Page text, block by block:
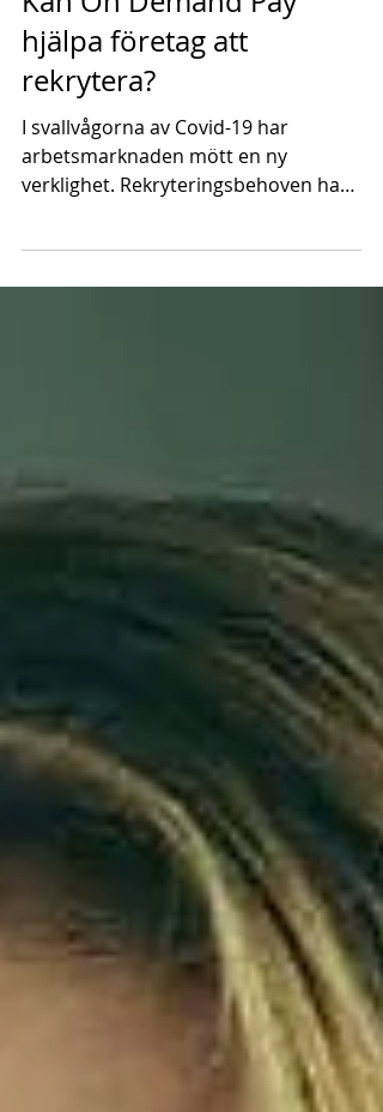
22 aug. 2022
3 min läsning
Kan On Demand Pay
hjälpa företag att
rekrytera?
I svallvågorna av Covid-19 har
verklighet. Rekryteringsbehoven har